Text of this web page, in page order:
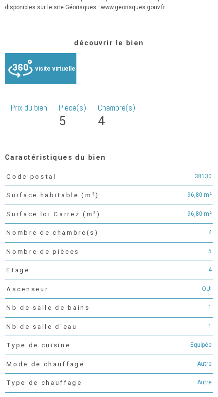
disponibles sur le site Géorisques : www.georisques.gouv.fr
découvrir le bien
visite virtuelle
Prix du bien Pièce(s)
5
Chambre(s)
4
Caractéristiques du bien
Caractéristiques
Code postal 38130
Surface habitable (m²) 96,80 m²
Surface loi Carrez (m²) 96,80 m²
Nombre de chambre(s) 4
Nombre de pièces 5
Etage 4
Ascenseur OUI
Nb de salle de bains 1
Nb de salle d'eau 1
Type de cuisine Equipée
Mode de chauffage Autre
Type de chauffage Autre